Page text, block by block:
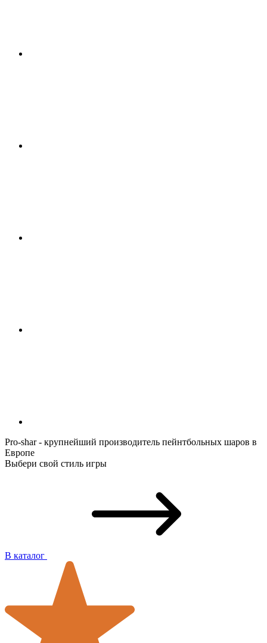
Pro-shar - крупнейший производитель пейнтбольных шаров в
Европе
Выбери свой стиль игры
В каталог